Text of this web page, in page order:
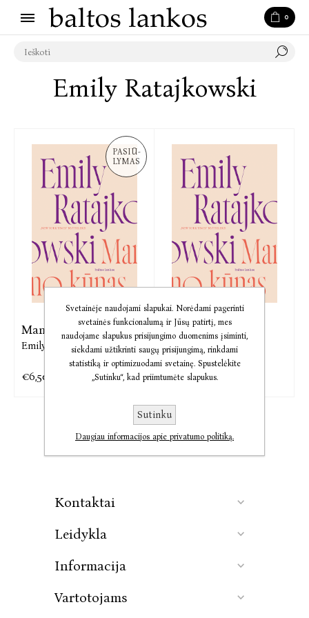
0
Emily Ratajkowski
PASIŪ-
LYMAS
Mano kūnas
Emily Ratajkowski
€6,50
Audio Mano kūnas
Emily Ratajkowski
€12,32 €15,40
Kontaktai
Leidykla
Informacija
Vartotojams
Svetainėje naudojami slapukai. Norėdami pagerinti
svetainės funkcionalumą ir Jūsų patirtį, mes
naudojame slapukus prisijungimo duomenims įsiminti,
siekdami užtikrinti saugų prisijungimą, rinkdami
statistiką ir optimizuodami svetainę. Spustelėkite
„Sutinku“, kad priimtumėte slapukus.
Sutinku
Daugiau informacijos apie privatumo politiką.